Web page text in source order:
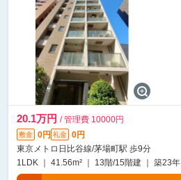
20.1万円 / 管理費 10000円
敷金 0円 礼金
0円
東京メトロ日比谷線/茅場町駅 歩9分
1LDK ｜ 41.56m² ｜ 13階/15階建 ｜ 築23年